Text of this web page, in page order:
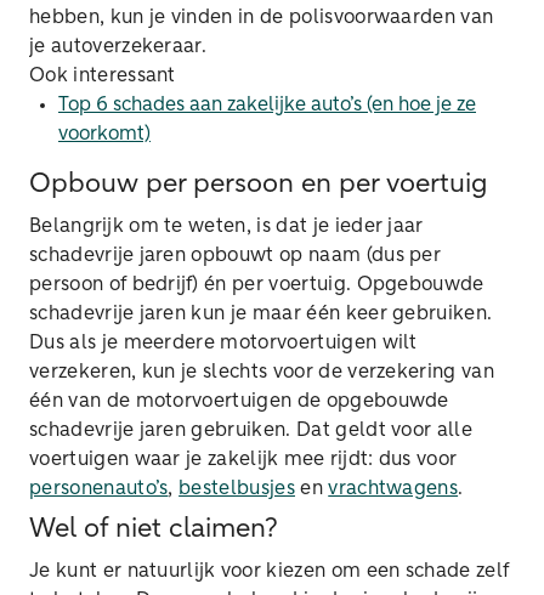
hebben, kun je vinden in de polisvoorwaarden van
je autoverzekeraar.
Ook interessant
Top 6 schades aan zakelijke auto’s (en hoe je ze
voorkomt)
Opbouw per persoon en per voertuig
Belangrijk om te weten, is dat je ieder jaar
schadevrije jaren opbouwt op naam (dus per
persoon of bedrijf) én per voertuig. Opgebouwde
schadevrije jaren kun je maar één keer gebruiken.
Dus als je meerdere motorvoertuigen wilt
verzekeren, kun je slechts voor de verzekering van
één van de motorvoertuigen de opgebouwde
schadevrije jaren gebruiken. Dat geldt voor alle
voertuigen waar je zakelijk mee rijdt: dus voor
personenauto’s, bestelbusjesenvrachtwagens.
Wel of niet claimen?
Je kunt er natuurlijk voor kiezen om een schade zelf